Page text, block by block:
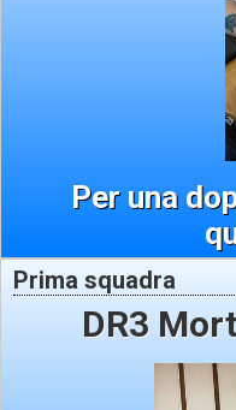
Per una
Prima squadra
DR3